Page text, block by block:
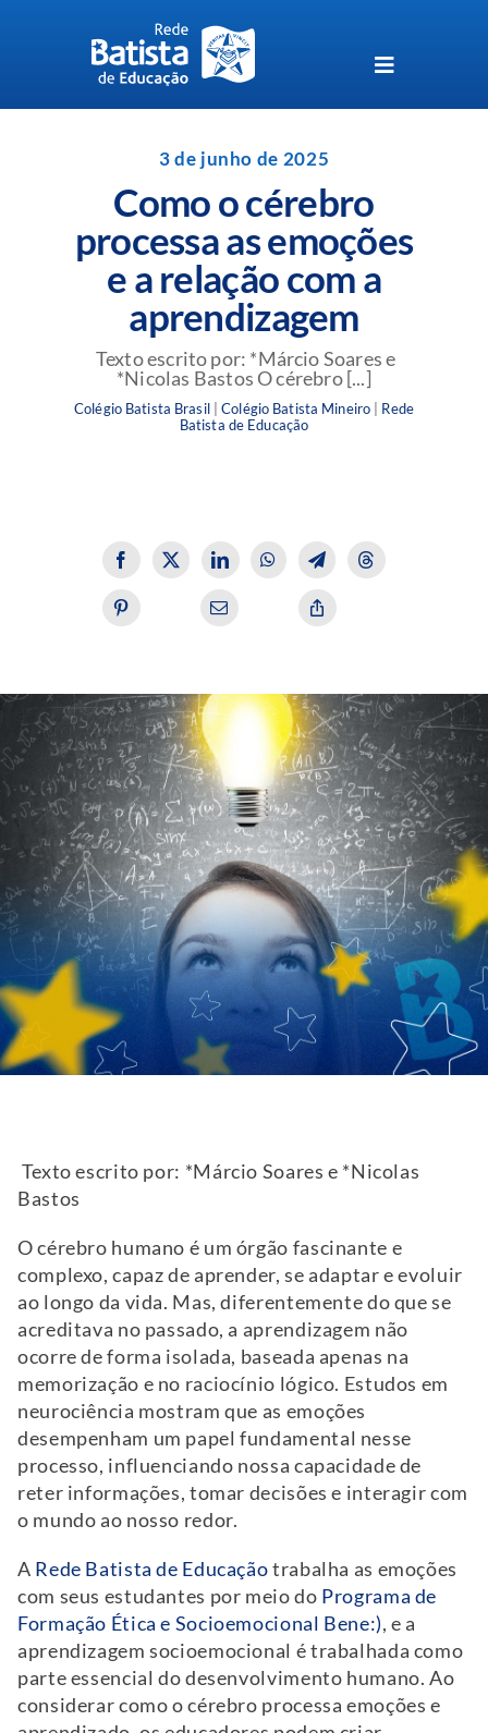
Toggle
Navigation
Perguntas Frequentes
Blog da Rede Batista
3 de junho de 2025
Como o cérebro
processa as emoções
e a relação com a
aprendizagem
Texto escrito por: *Márcio Soares e
*Nicolas Bastos O cérebro [...]
Colégio Batista Brasil |Colégio Batista Mineiro
Rede
Batista de Educação
Texto escrito por: *Márcio Soares e *Nicolas
Bastos
O cérebro humano é um órgão fascinante e
complexo, capaz de aprender, se adaptar e evoluir
ao longo da vida. Mas, diferentemente do que se
acreditava no passado, a aprendizagem não
ocorre de forma isolada, baseada apenas na
memorização e no raciocínio lógico. Estudos em
neurociência mostram que as emoções
desempenham um papel fundamental nesse
processo, influenciando nossa capacidade de
reter informações, tomar decisões e interagir com
o mundo ao nosso redor.
A Rede Batista de Educaçãotrabalha as emoções
com seus estudantes por meio do Programa de
Formação Ética e Socioemocional Bene:), e a
aprendizagem socioemocional é trabalhada como
parte essencial do desenvolvimento humano. Ao
considerar como o cérebro processa emoções e